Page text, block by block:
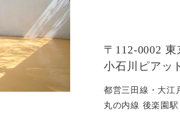
〒112-0002
小石川ピアッ
都営三田線・大江
丸の内線 後楽園